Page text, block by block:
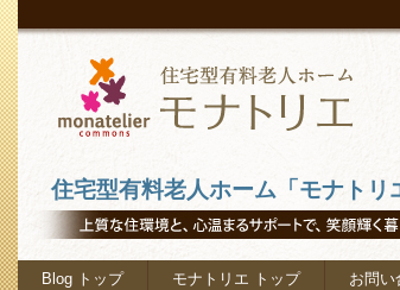
住宅型有料老人ホーム「モナト
Blog トップ モナトリエ トップ お問い